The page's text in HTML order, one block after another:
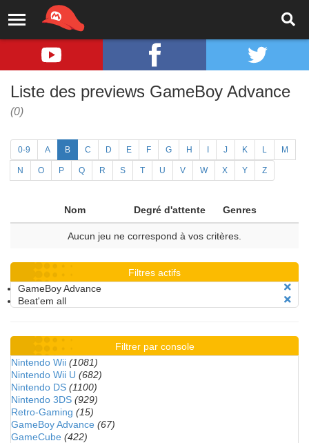
Liste des previews GameBoy Advance
(0)
0-9 A B C D E F G H J K L M
N O P Q R S T U V W X Y Z
Nom Degré d'attente Genres
Aucun jeu ne correspond à vos critères.
Filtres actifs
GameBoy Advance
Beat'em all
Filtrer par console
Nintendo Wii (1081)
Nintendo Wii U (682)
Nintendo DS (1100)
Nintendo 3DS (929)
Retro-Gaming (15)
GameBoy Advance (67)
GameCube (422)